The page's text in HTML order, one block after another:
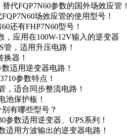
代FQP7N60参数的国外场效应管！
场效应管的使用型号！
还有FHP7N60型号！
，应用在100W-12V输入的逆变器
，适用升压电路！
器！
适用逆变器电路！
参数特点！
，适合同步整流电路！
池保护板！
有哪些型号？
参数适用逆变器、UPS系列！
适用方波输出的逆变器电路！